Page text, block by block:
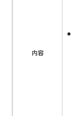
内容